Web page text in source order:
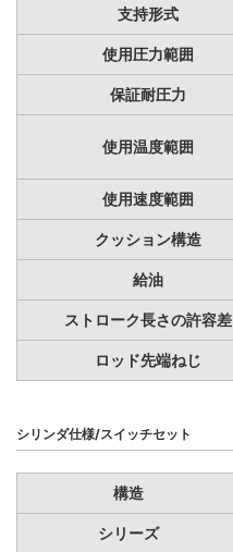
支持形式
使用圧力範囲
保証耐圧力
使用温度範囲
使用速度範囲
クッション構造
給油
ストローク長さの許容差
ロッド先端ねじ
シリンダ仕様/スイッチセット
構造
シリーズ